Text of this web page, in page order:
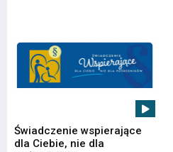
Świadczenie wspierające
dla Ciebie, nie dla